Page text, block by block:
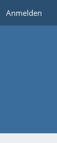
Anmelden